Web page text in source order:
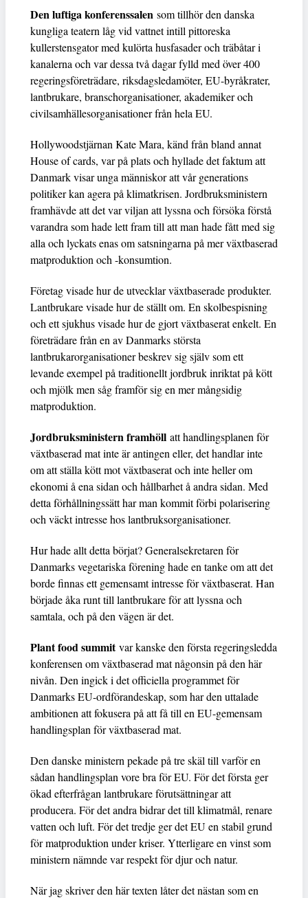
Den luftiga konferenssalen som tillhör den danska
kungliga teatern låg vid vattnet intill pittoreska
kullerstensgator med kulörta husfasader och träbåtar i
kanalerna och var dessa två dagar fylld med över 400
regeringsföreträdare, riksdagsledamöter, EU-byråkrater,
lantbrukare, branschorganisationer, akademiker och
civilsamhällesorganisationer från hela EU.
Hollywoodstjärnan Kate Mara, känd från bland annat
House of cards, var på plats och hyllade det faktum att
Danmark visar unga människor att vår generations
politiker kan agera på klimatkrisen. Jordbruksministern
framhävde att det var viljan att lyssna och försöka förstå
varandra som hade lett fram till att man hade fått med sig
alla och lyckats enas om satsningarna på mer växtbaserad
matproduktion och -konsumtion.
Företag visade hur de utvecklar växtbaserade produkter.
Lantbrukare visade hur de ställt om. En skolbespisning
och ett sjukhus visade hur de gjort växtbaserat enkelt. En
företrädare från en av Danmarks största
lantbrukarorganisationer beskrev sig själv som ett
levande exempel på traditionellt jordbruk inriktat på kött
och mjölk men såg framför sig en mer mångsidig
matproduktion.
Jordbruksministern framhöll att handlingsplanen för
växtbaserad mat inte är antingen eller, det handlar inte
om att ställa kött mot växtbaserat och inte heller om
ekonomi å ena sidan och hållbarhet å andra sidan. Med
detta förhållningssätt har man kommit förbi polarisering
och väckt intresse hos lantbruksorganisationer.
Hur hade allt detta börjat? Generalsekretaren för
Danmarks vegetariska förening hade en tanke om att det
borde finnas ett gemensamt intresse för växtbaserat. Han
började åka runt till lantbrukare för att lyssna och
samtala, och på den vägen är det.
Plant food summitvar kanske den första regeringsledda
konferensen om växtbaserad mat någonsin på den här
nivån. Den ingick i det officiella programmet för
Danmarks EU-ordförandeskap, som har den uttalade
ambitionen att fokusera på att få till en EU-gemensam
handlingsplan för växtbaserad mat.
Den danske ministern pekade på tre skäl till varför en
sådan handlingsplan vore bra för EU. För det första ger
ökad efterfrågan lantbrukare förutsättningar att
producera. För det andra bidrar det till klimatmål, renare
vatten och luft. För det tredje ger det EU en stabil grund
för matproduktion under kriser. Ytterligare en vinst som
ministern nämnde var respekt för djur och natur.
När jag skriver den här texten låter det nästan som en